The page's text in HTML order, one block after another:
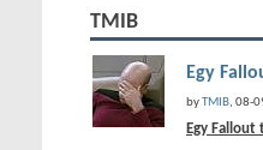
TMIB
Egy
byTMIB, 08-
Egy